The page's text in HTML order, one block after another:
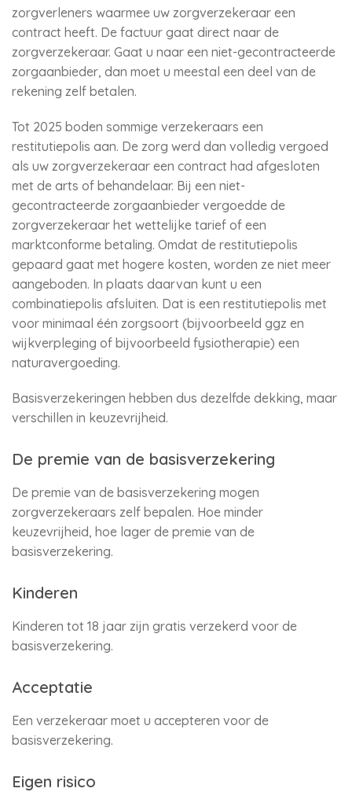
zorgverleners waarmee uw zorgverzekeraar een
contract heeft. De factuur gaat direct naar de
zorgverzekeraar. Gaat u naar een niet-gecontracteerde
zorgaanbieder, dan moet u meestal een deel van de
rekening zelf betalen.
Tot 2025 boden sommige verzekeraars een
restitutiepolis aan. De zorg werd dan volledig vergoed
als uw zorgverzekeraar een contract had afgesloten
met de arts of behandelaar. Bij een niet-
gecontracteerde zorgaanbieder vergoedde de
zorgverzekeraar het wettelijke tarief of een
marktconforme betaling. Omdat de restitutiepolis
gepaard gaat met hogere kosten, worden ze niet meer
aangeboden. In plaats daarvan kunt u een
combinatiepolis afsluiten. Dat is een restitutiepolis met
voor minimaal één zorgsoort (bijvoorbeeld ggz en
wijkverpleging of bijvoorbeeld fysiotherapie) een
naturavergoeding.
Basisverzekeringen hebben dus dezelfde dekking, maar
verschillen in keuzevrijheid.
De premie van de basisverzekering
De premie van de basisverzekering mogen
zorgverzekeraars zelf bepalen. Hoe minder
keuzevrijheid, hoe lager de premie van de
basisverzekering.
Kinderen
Kinderen tot 18 jaar zijn gratis verzekerd voor de
basisverzekering.
Acceptatie
Een verzekeraar moet u accepteren voor de
basisverzekering.
Eigen risico